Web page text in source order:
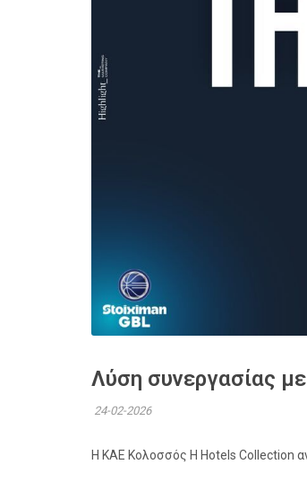
Λύση συνεργασίας
24-02-2026
Η ΚΑΕ Κολοσσός H Hotels Collection